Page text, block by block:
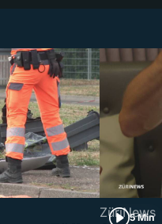
5 Min
ZüriNews